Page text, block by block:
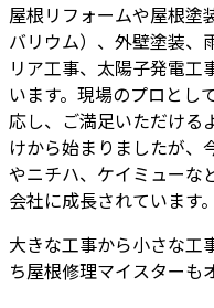
屋根リフォームや屋根塗
バリウム）、外壁塗装、
リア工事、太陽子発電工
います。現場のプロとし
応し、ご満足いただける
けから始まりましたが、
やニチハ、ケイミューな
会社に成長されています。
大きな工事から小さな工
ち屋根修理マイスターも